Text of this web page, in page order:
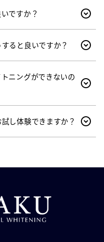
ですか？
ると良いですか？
ニングができないの
し体験できますか？